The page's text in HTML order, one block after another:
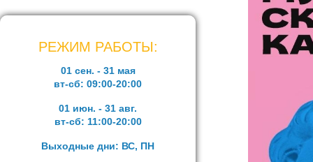
РЕЖИМ РАБОТЫ:
01 сен. - 31 мая
вт-сб: 09:00-20:00
01 июн. - 31 авг.
вт-сб: 11:00-20:00
Выходные дни: ВС, ПН